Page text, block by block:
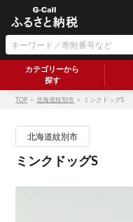
カテゴリーから
探す
TOP ＞北海道紋別市 ＞ ミンクドッグS
北海道紋別市
ミンクドッグS